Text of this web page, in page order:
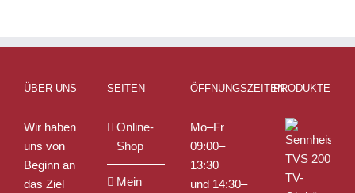
auf
ÜBER UNS
Wir haben
uns von
Beginn an
das Ziel
SEITEN
Online-
Shop
Mein
ÖFFNUNGSZEITEN
Mo–Fr
09:00–
13:30
und 14:30–
PRODUKTE